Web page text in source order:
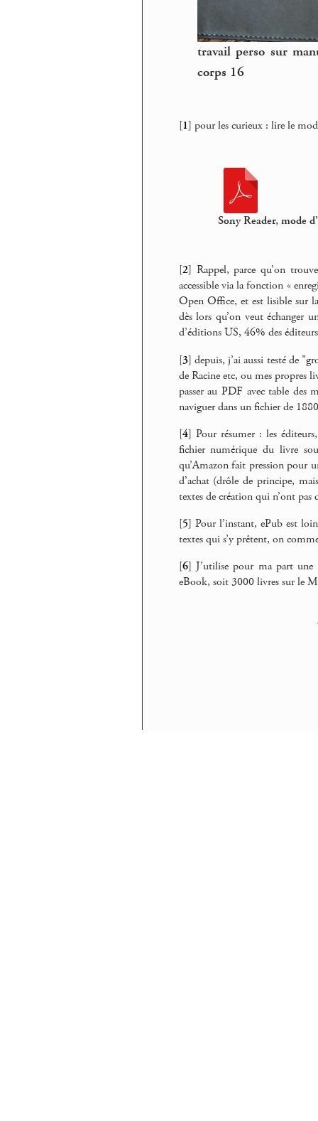
travail perso sur
corps 16
[1] pour les curieux : lire le
Sony Reader, mode
[2] Rappel, parce qu’on
accessible via la fonction «
Open Office, et est lisible sur
dès lors qu’on veut échanger
d’éditions US, 46% des
[3] depuis, j’ai aussi testé de
de Racine etc, ou mes propres
passer au PDF avec table des
naviguer dans un fichier de
[4] Pour résumer : les
fichier numérique du livre
qu’Amazon fait pression pour
d’achat (drôle de principe,
textes de création qui n’ont pas
[5] Pour l’instant, ePub est
textes qui s’y prêtent, on
[6] J’utilise pour ma part
eBook, soit 3000 livres sur le